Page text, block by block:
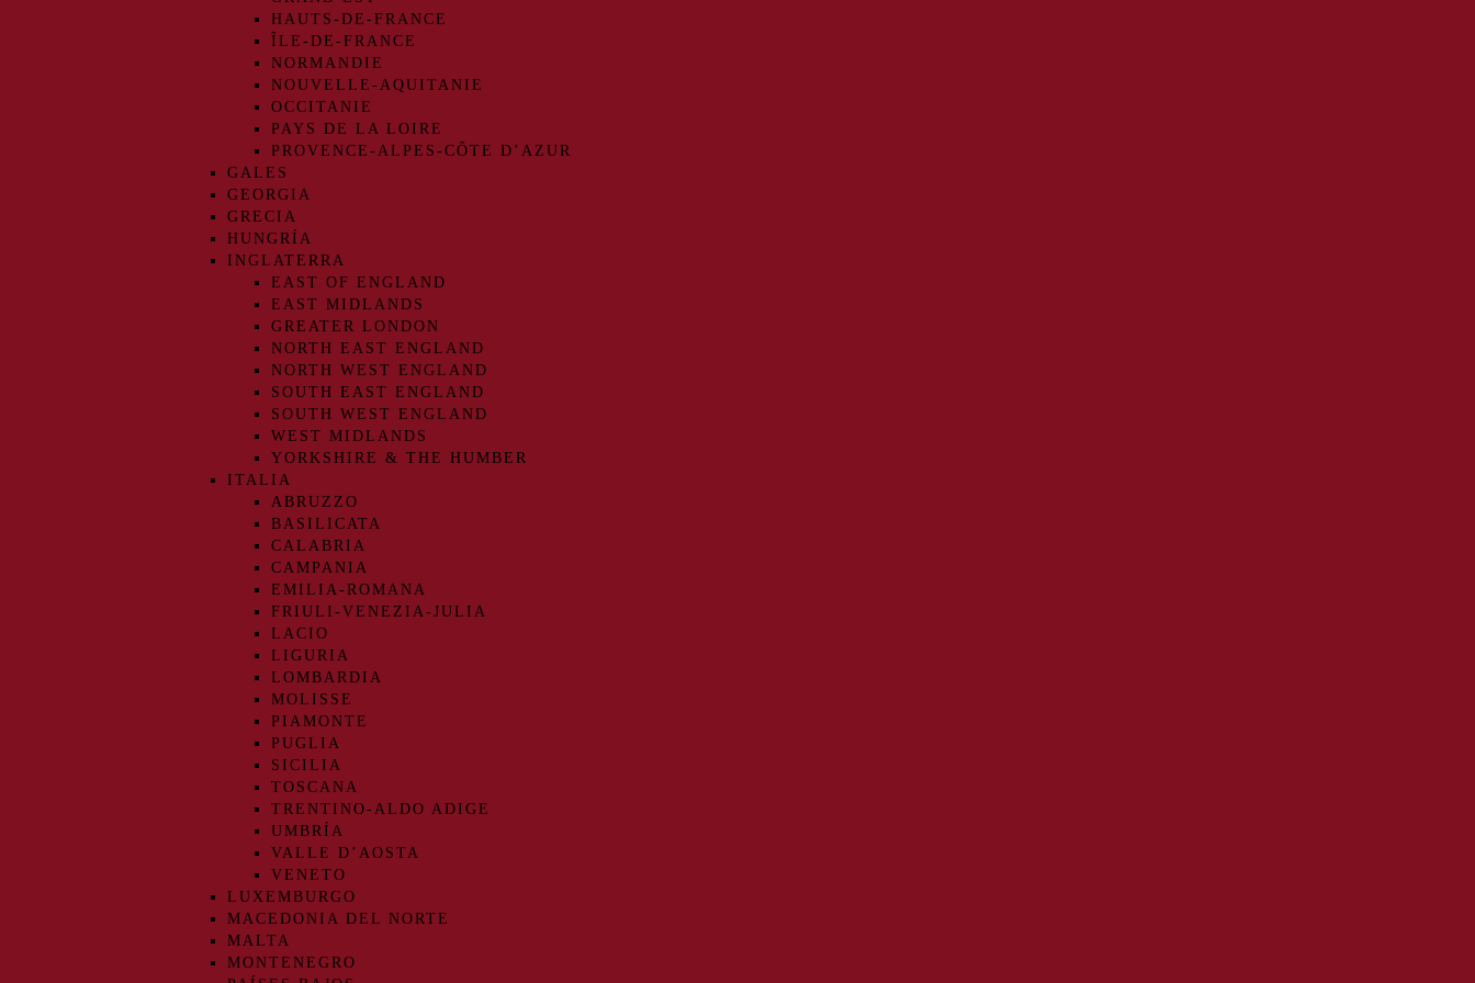
HAUTS-DE-FRANCE
ÎLE-DE-FRANCE
NORMANDIE
NOUVELLE-AQUITANIE
OCCITANIE
PAYS DE LA LOIRE
PROVENCE-ALPES-CÔTE D’AZUR
GALES
GEORGIA
GRECIA
HUNGRÍA
INGLATERRA
EAST OF ENGLAND
EAST MIDLANDS
GREATER LONDON
NORTH EAST ENGLAND
NORTH WEST ENGLAND
SOUTH EAST ENGLAND
SOUTH WEST ENGLAND
WEST MIDLANDS
YORKSHIRE & THE HUMBER
ITALIA
ABRUZZO
BASILICATA
CALABRIA
CAMPANIA
EMILIA-ROMANA
FRIULI-VENEZIA-JULIA
LACIO
LIGURIA
LOMBARDIA
MOLISSE
PIAMONTE
PUGLIA
SICILIA
TOSCANA
TRENTINO-ALDO ADIGE
UMBRÍA
VALLE D’AOSTA
VENETO
LUXEMBURGO
MACEDONIA DEL NORTE
MALTA
MONTENEGRO